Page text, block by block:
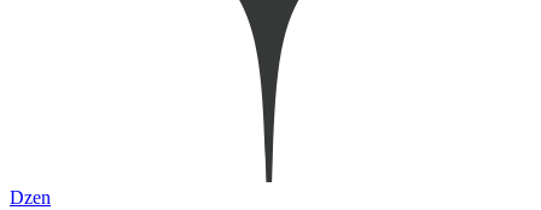
Dzen